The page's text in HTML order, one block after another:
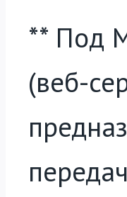
** Под
(веб-